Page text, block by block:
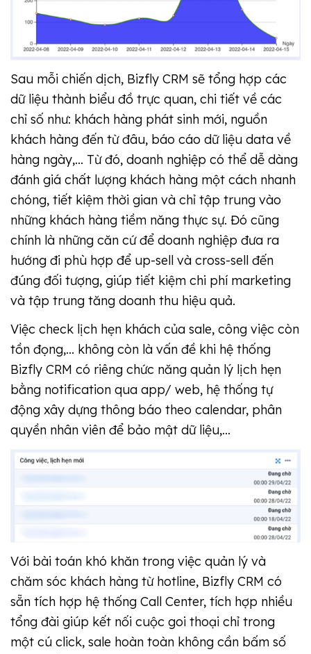
Sau mỗi chiến dịch, Bizfly CRM sẽ tổng hợp các
dữ liệu thành biểu đồ trực quan, chi tiết về các
chỉ số như: khách hàng phát sinh mới, nguồn
khách hàng đến từ đâu, báo cáo dữ liệu data về
hàng ngày,... Từ đó, doanh nghiệp có thể dễ dàng
đánh giá chất lượng khách hàng một cách nhanh
chóng, tiết kiệm thời gian và chỉ tập trung vào
những khách hàng tiềm năng thực sự. Đó cũng
chính là những căn cứ để doanh nghiệp đưa ra
hướng đi phù hợp để up-sell và cross-sell đến
đúng đối tượng, giúp tiết kiệm chi phí marketing
và tập trung tăng doanh thu hiệu quả.
Việc check lịch hẹn khách của sale, công việc còn
tồn đọng,... không còn là vấn đề khi hệ thống
Bizfly CRM có riêng chức năng quản lý lịch hẹn
bằng notification qua app/ web, hệ thống tự
động xây dựng thông báo theo calendar, phân
quyền nhân viên để bảo mật dữ liệu,...
Với bài toán khó khăn trong việc quản lý và
chăm sóc khách hàng từ hotline, Bizfly CRM có
sẵn tích hợp hệ thống Call Center, tích hợp nhiều
tổng đài giúp kết nối cuộc goi thoại chỉ trong
một cú click, sale hoàn toàn không cần bấm số